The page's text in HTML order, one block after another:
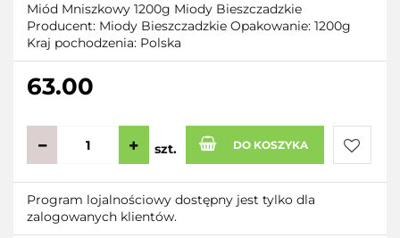
Miód Mniszkowy 1200g Miody Bieszczadzkie
Producent: Miody Bieszczadzkie Opakowanie: 1200g
Kraj pochodzenia: Polska
63.00
szt. DO KOSZYKA
Do
Program lojalnościowy dostępny jest tylko dla
zalogowanych klientów.